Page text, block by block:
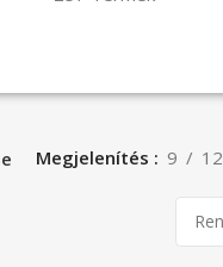
Megjelenítés 9 12